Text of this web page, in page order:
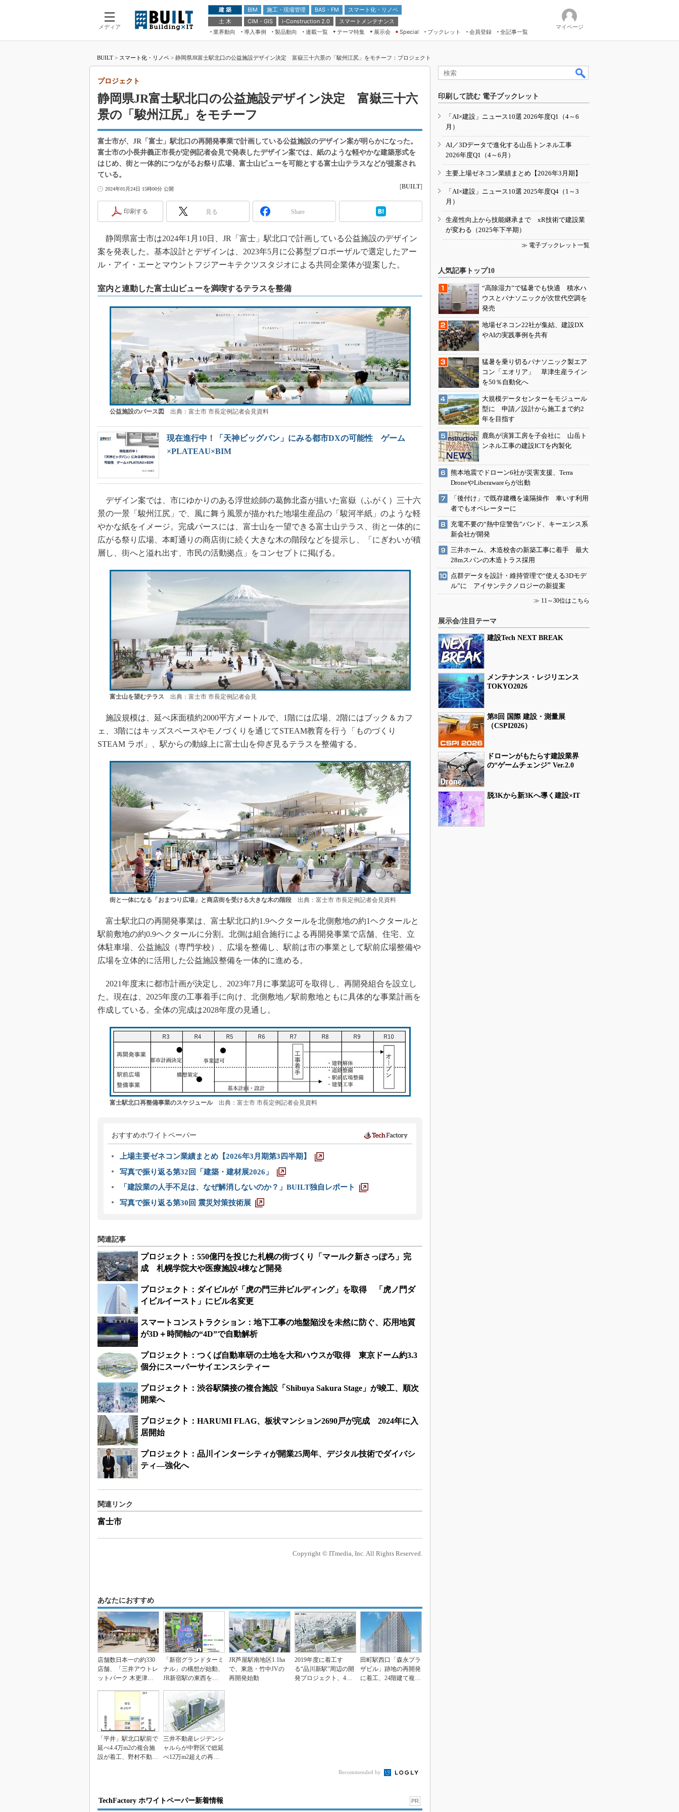
メディア
建 築 BIM 施工・現場管理 BAS・FM
スマート化・リノベ
土 木
CIM・GIS i-Construction 2.0
スマートメンテナンス
業界動向
導入事例 製品動向 連載一覧
テーマ特集
ドローンがもたらす建設業界の“ゲー
ムチェンジ” Ver.2.0
“Society5.0”時代のスマートビル
VR／ARが描くモノづくりのミライ
展示会
第8回 国際 建設・測量展
築・土木・不動産の先端技術展－
メンテナンス・レジリエンスOSAKA
日本 ものづくりワールド 2020
メンテナンス・レジリエンスTOKYO
Special ブックレット 会員登録 全記事一覧
マイページ
BUILT > スマート化・リノベ > 静岡県JR富士駅北口の公益施設デザイン決定 富嶽三十六景の「駿州江尻」をモチーフ：プロジェクト
静岡県JR富士駅北口の公益施設デザイン決定 富嶽三十六
景の「駿州江尻」をモチーフ
プロジェクト
富士市が、JR「富士」駅北口の再開発事業で計画している公益施設のデザイン案が明らかになった。
富士市の小長井義正市長が定例記者会見で発表したデザイン案では、紙のような軽やかな建築形式を
はじめ、街と一体的につながるお祭り広場、富士山ビューを可能とする富士山テラスなどが提案され
ている。
2024年01月24日 15時00分 公開 [BUILT]
印刷する 見る Share
静岡県富士市は2024年1月10日、JR「富士」駅北口で計画している公益施設のデザイン
案を発表した。基本設計とデザインは、2023年5月に公募型プロポーザルで選定したアー
ル・アイ・エーとマウントフジアーキテクツスタジオによる共同企業体が提案した。
室内と連動した富士山ビューを満喫するテラスを整備
公益施設のパース図 出典：富士市 市長定例記者会見資料
現在進行中！「天神ビッグバン」にみる都市DXの可能性 ゲーム
×PLATEAU×BIM
デザイン案では、市にゆかりのある浮世絵師の葛飾北斎が描いた富嶽（ふがく）三十六
景の一景「駿州江尻」で、風に舞う風景が描かれた地場生産品の「駿河半紙」のような軽
やかな紙をイメージ。完成パースには、富士山を一望できる富士山テラス、街と一体的に
広がる祭り広場、本町通りの商店街に続く大きな木の階段などを提示し、「にぎわいが積
層し、街へと溢れ出す、市民の活動拠点」をコンセプトに掲げる。
富士山を望むテラス 出典：富士市 市長定例記者会見
施設規模は、延べ床面積約2000平方メートルで、1階には広場、2階にはブック＆カフ
ェ、3階にはキッズスペースやモノづくりを通じてSTEAM教育を行う「ものづくり
STEAM ラボ」、駅からの動線上に富士山を仰ぎ見るテラスを整備する。
街と一体になる「おまつり広場」と商店街を受ける大きな木の階段出典：富士市 市長定例記者会見資料
富士駅北口の再開発事業は、富士駅北口約1.9ヘクタールを北側敷地の約1ヘクタールと
駅前敷地の約0.9ヘクタールに分割。北側は組合施行による再開発事業で店舗、住宅、立
体駐車場、公益施設（専門学校）、広場を整備し、駅前は市の事業として駅前広場整備や
広場を立体的に活用した公益施設整備を一体的に進める。
2021年度末に都市計画が決定し、2023年7月に事業認可を取得し、再開発組合を設立し
た。現在は、2025年度の工事着手に向け、北側敷地／駅前敷地ともに具体的な事業計画を
作成している。全体の完成は2028年度の見通し。
富士駅北口再整備事業のスケジュール出典：富士市 市長定例記者会見資料
おすすめホワイトペーパー
上場主要ゼネコン業績まとめ【2026年3月期第3四半期】
写真で振り返る第32回「建築・建材展2026」
「建設業の人手不足は、なぜ解消しないのか？」BUILT独自レポート
写真で振り返る第30回 震災対策技術展
関連記事
プロジェクト：550億円を投じた札幌の街づくり「マールク新さっぽろ」完
成 札幌学院大や医療施設4棟など開発
プロジェクト：ダイビルが「虎の門三井ビルディング」を取得 「虎ノ門ダ
イビルイースト」にビル名変更
スマートコンストラクション：地下工事の地盤陥没を未然に防ぐ、応用地質
が3D＋時間軸の“4D”で自動解析
プロジェクト：つくば自動車研の土地を大和ハウスが取得 東京ドーム約3.3
個分にスーパーサイエンスシティー
プロジェクト：渋谷駅隣接の複合施設「Shibuya Sakura Stage」が竣工、順次
開業へ
プロジェクト：HARUMI FLAG、板状マンション2690戸が完成 2024年に入
居開始
プロジェクト：品川インターシティが開業25周年、デジタル技術でダイバシ
ティ―強化へ
関連リンク
富士市
Copyright © ITmedia, Inc. All Rights Reserved.
あなたにおすすめ
店舗数日本一の約330
店舗、「三井アウトレ
ットパーク 木更津」
「新宿グランドターミ
ナル」の構想が始動、
JR新宿駅の東西を結
JR芦屋駅南地区1.1ha
で、東急・竹中JVの
再開発始動
2019年度に着工す
る“品川新駅”周辺の開
発プロジェクト、4街
田町駅西口「森永プラ
ザビル」跡地の再開発
に着工、24階建て複合
「平井」駅北口駅前で
延べ4.4万m2の複合施
設が着工、野村不動産
三井不動産レジデンシ
ャルらが中野区で総延
べ12万m2超えの再開
Recommended by
TechFactory ホワイトペーパー新着情報 PR
印刷して読む 電子ブックレット
「AI×建設」ニュース10選 2026年度Q1（4～6
月）
AI／3Dデータで進化する山岳トンネル工事
2026年度Q1（4～6月）
主要上場ゼネコン業績まとめ【2026年3月期】
「AI×建設」ニュース10選 2025年度Q4（1～3
月）
生産性向上から技能継承まで xR技術で建設業
が変わる（2025年下半期）
≫ 電子ブックレット一覧
人気記事トップ10
“高除湿力”で猛暑でも快適 積水ハ
ウスとパナソニックが次世代空調を
発売
地場ゼネコン22社が集結、建設DX
やAIの実践事例を共有
猛暑を乗り切るパナソニック製エア
コン「エオリア」 草津生産ライン
を50％自動化へ
大規模データセンターをモジュール
型に 申請／設計から施工まで約2
年を目指す
鹿島が演算工房を子会社に 山岳ト
ンネル工事の建設ICTを内製化
熊本地震でドローン6社が災害支援、Terra
DroneやLiberawareらが出動
「後付け」で既存建機を遠隔操作 車いす利用
者でもオペレーターに
充電不要の“熱中症警告”バンド、キーエンス系
新会社が開発
三井ホーム、木造校舎の新築工事に着手 最大
28mスパンの木造トラス採用
点群データを設計・維持管理で“使える3Dモデ
ル”に アイサンテクノロジーの新提案
≫ 11～30位はこちら
展示会/注目テーマ
建設Tech NEXT BREAK
メンテナンス・レジリエンス
TOKYO2026
第8回 国際 建設・測量展
（CSPI2026）
ドローンがもたらす建設業界
の“ゲームチェンジ” Ver.2.0
脱3Kから新3Kへ導く建設×IT